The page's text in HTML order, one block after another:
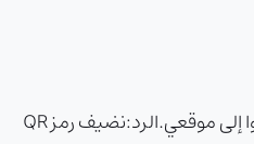
إلى موقعي.الرد:
نضيف رمز QR